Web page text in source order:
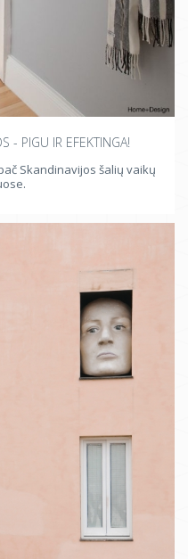
- PIGU IR EFEKTINGA!
Skandinavijos šalių vaikų